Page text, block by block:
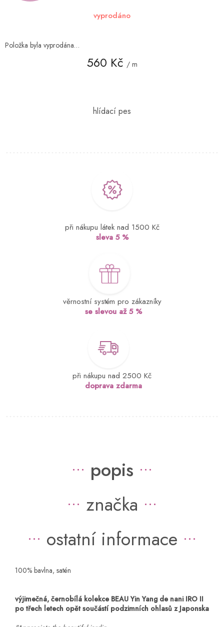
560 Kč / m
vyprodáno
Položka byla vyprodána…
při nákupu látek nad 1500 Kč
sleva 5 %
věrnostní systém pro zákazníky
se slevou až 5 %
při nákupu nad 2500 Kč
doprava zdarma
popis
značka
ostatní informace
100% bavlna, satén
výjimečná, černobílá kolekce BEAU Yin Yang de nani IRO II
po třech letech opět součástí podzimních ohlasů z Japonska